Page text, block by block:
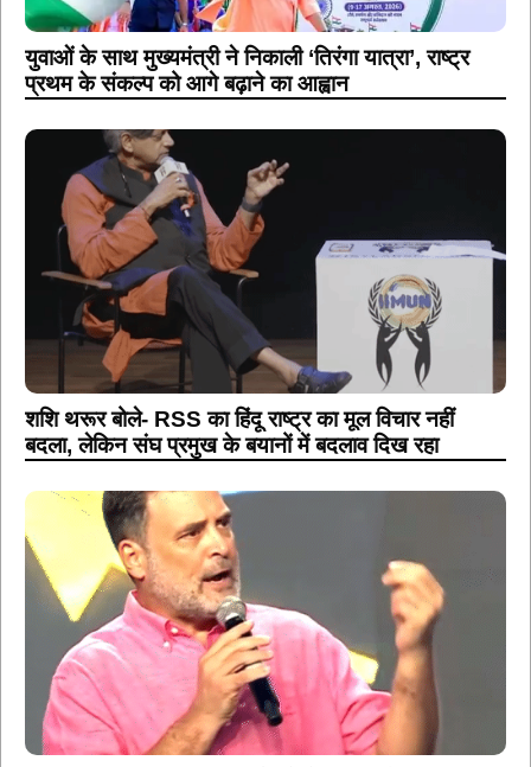
युवाओं के साथ मुख्यमंत्री ने निकाली ‘तिरंगा यात्रा’, राष्ट्र
प्रथम के संकल्प को आगे बढ़ाने का आह्वान
शशि थरूर बोले- RSS का हिंदू राष्ट्र का मूल विचार नहीं
बदला, लेकिन संघ प्रमुख के बयानों में बदलाव दिख रहा